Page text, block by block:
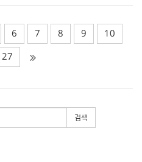
6 7 8 9 10
27
검색